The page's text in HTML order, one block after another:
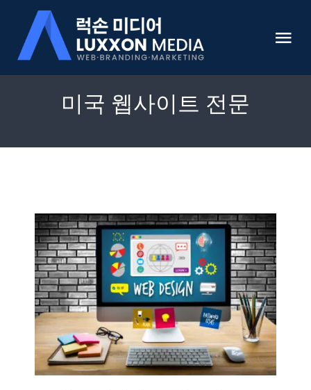
content
쇼핑몰 개발
온라인 마케팅
서비스
중소기업 미국진출
미국 웹사이트 전문